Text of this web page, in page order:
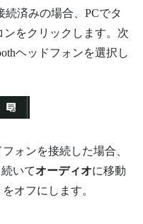
続済みの場合、PCでタ
をクリックします。次
ヘッドフォンを選択し
ォンを接続した場合、
いてオーディオに移動
をオフにします。